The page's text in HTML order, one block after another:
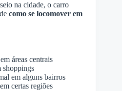
na cidade, o carro
como se locomover em
áreas centrais
shoppings
em alguns bairros
certas regiões